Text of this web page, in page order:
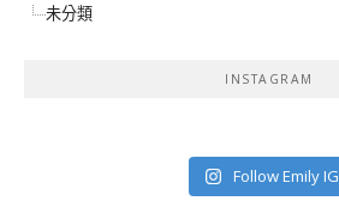
未分類
INSTAGRAM
Follow Emily IG